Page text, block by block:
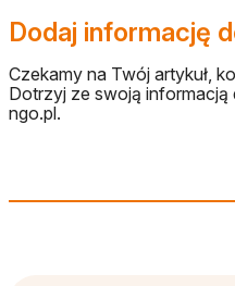
Dodaj informację
Czekamy na Twój artykuł,
Dotrzyj ze swoją
ngo.pl.